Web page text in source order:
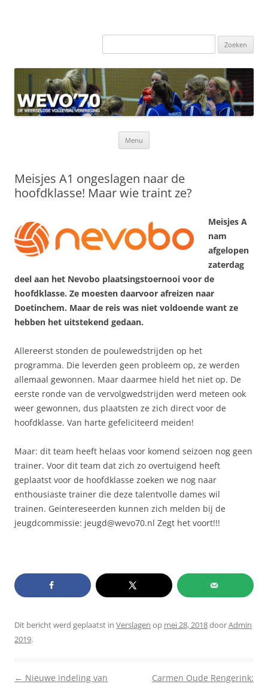
Zoeken
Menu
Meisjes A1 ongeslagen naar de
hoofdklasse! Maar wie traint ze?
Meisjes A
nam
afgelopen
zaterdag
deel aan het Nevobo plaatsingstoernooi voor de
hoofdklasse. Ze moesten daarvoor afreizen naar
Doetinchem. Maar de reis was niet voldoende want ze
hebben het uitstekend gedaan.
Allereerst stonden de poulewedstrijden op het
programma. Die leverden geen probleem op, ze werden
allemaal gewonnen. Maar daarmee hield het niet op. De
eerste ronde van de vervolgwedstrijden werd meteen ook
weer gewonnen, dus plaatsten ze zich direct voor de
hoofdklasse. Van harte gefeliciteerd meiden!
Maar: dit team heeft helaas voor komend seizoen nog geen
trainer. Voor dit team dat zich zo overtuigend heeft
geplaatst voor de hoofdklasse zoeken we nog naar
enthousiaste trainer die deze talentvolle dames wil
trainen. Geintereseerden kunnen zich melden bij de
jeugdcommissie: jeugd@wevo70.nl Zegt het voort!!!
Dit bericht werd geplaatst in Verslagen op mei 28, 2018doorAdmin
2019.
Berichtnavigatie
← Nieuwe indeling van
Carmen Oude Rengerink: